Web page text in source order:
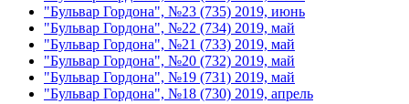
"Бульвар Гордона", №23 (735) 2019, июнь
"Бульвар Гордона", №22 (734) 2019, май
"Бульвар Гордона", №21 (733) 2019, май
"Бульвар Гордона", №20 (732) 2019, май
"Бульвар Гордона", №19 (731) 2019, май
"Бульвар Гордона", №18 (730) 2019, апрель